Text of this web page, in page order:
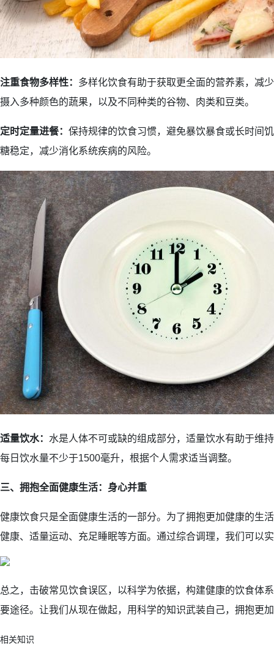
注重食物多样性： 多样化饮食有助于获取更全面的营养素，减
摄入多种颜色的蔬果，以及不同种类的谷物、肉类和豆类。
定时定量进餐： 保持规律的饮食习惯，避免暴饮暴食或长时间
糖稳定，减少消化系统疾病的风险。
适量饮水： 水是人体不可或缺的组成部分，适量饮水有助于维
每日饮水量不少于1500毫升，根据个人需求适当调整。
三、拥抱全面健康生活：身心并重
健康饮食只是全面健康生活的一部分。为了拥抱更加健康的生
健康、适量运动、充足睡眠等方面。通过综合调理，我们可以
总之，击破常见饮食误区，以科学为依据，构建健康的饮食体
要途径。让我们从现在做起，用科学的知识武装自己，拥抱更
相关知识